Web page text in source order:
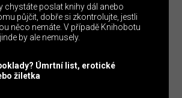
chystáte poslat knihy dál anebo
půjčit, dobře si zkontrolujte, jestli
něco nemáte. V případě Knihobotu
by ale nemusely.
Úmrtní list, erotické
žiletka